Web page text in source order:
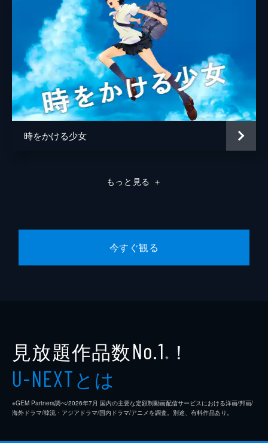
時をかける少女
もっと見る ＋
今すぐ観る
見放題作品数No.1 ※ ！
U-NEXTとは
※GEM Partners調べ/2026年7⽉ 国内の主要な定額制動画配信サービスにおける洋画/邦画/
海外ドラマ/韓流・アジアドラマ/国内ドラマ/アニメを調査。別途、有料作品あり。